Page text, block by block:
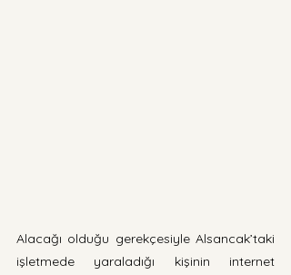
Alacağı olduğu gerekçesiyle Alsancak’taki
işletmede yaraladığı kişinin internet